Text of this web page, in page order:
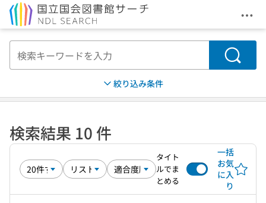
メ
検索
絞り込み条件
検索結果 10 件
タイト
ルでま
とめる
一括
お気
に入
り